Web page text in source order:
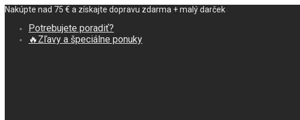
Nakúpte nad 75 € a získajte dopravu zdarma + malý darček
Potrebujete poradiť?
🔥Zľavy a špeciálne ponuky